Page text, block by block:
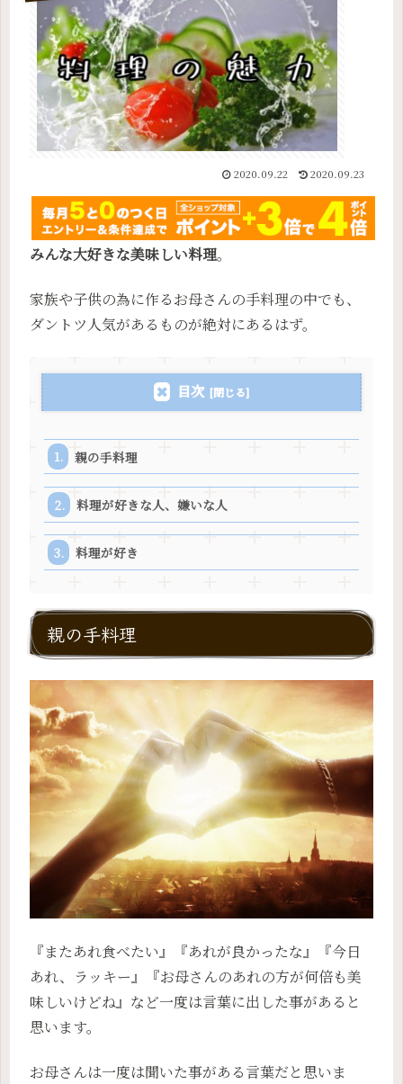
2020.09.22 2020.09.23
みんな大好きな美味しい料理。
家族や子供の為に作るお母さんの手料理の中でも、
ダントツ人気があるものが絶対にあるはず。
目次
親の手料理
料理が好きな人、嫌いな人
料理が好き
親の手料理
『またあれ食べたい』『あれが良かったな』『今日
あれ、ラッキー』『お母さんのあれの方が何倍も美
味しいけどね』など一度は言葉に出した事があると
思います。
お母さんは一度は聞いた事がある言葉だと思いま